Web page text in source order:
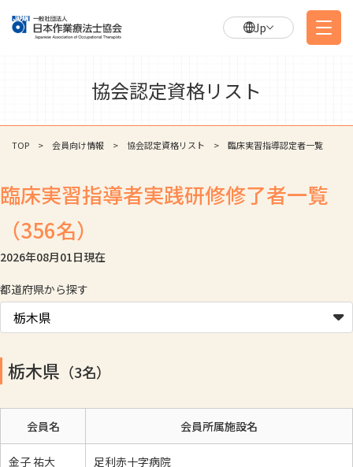
Jp
協会認定資格リスト
TOP 会員向け情報 協会認定資格リスト 臨床実習指導認定者一覧
臨床実習指導者実践研修修了者一覧
（356名）
2026年08月01日現在
都道府県から探す
栃木県 （3名）
会員名 会員所属施設名
金子 祐大 足利赤十字病院